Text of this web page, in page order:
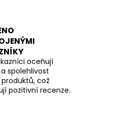
oceňují
spolehlivost
což
pozitivní recenze.